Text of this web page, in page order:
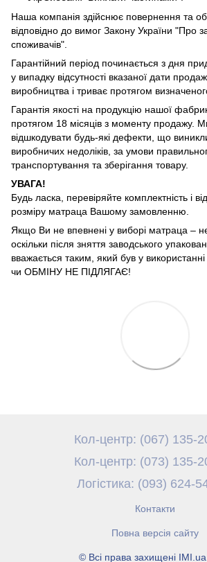
Наша компанія здійснює повернення та
відповідно до вимог Закону України "Про
споживачів".
Гарантійний період починається з дня
у випадку відсутності вказаної дати
виробництва і триває протягом
Гарантія якості на продукцію нашої
протягом 18 місяців з моменту продажу.
відшкодувати будь-які дефекти, що
виробничих недоліків, за умови
транспортування та зберігання товару.
УВАГА!
Будь ласка, перевіряйте комплектність і
розміру матраца Вашому замовленню.
Якщо Ви не впевнені у виборі матраца –
оскільки після зняття заводського
вважається таким, який був у
чи ОБМІНУ НЕ ПІДЛЯГАЄ!
Кол-центр: (067) 135-
Кол-центр: (073) 135-
Логістика: (093) 624-
Контакти
Повна версія сайту
© Всі права захищені